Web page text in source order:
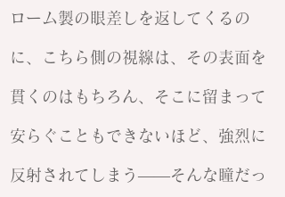
ローム製の眼差しを返してくるの
に、こちら側の視線は、その表面を
貫くのはもちろん、そこに留まって
安らぐこともできないほど、強烈に
反射されてしまう——そんな瞳だっ